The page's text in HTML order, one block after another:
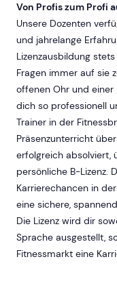
Von Profis zum Profi
Unsere Dozenten
und jahrelange
Lizenzausbildung
Fragen immer auf sie
offenen Ohr und
dich so professionell
Trainer in der
Präsenzunterricht
erfolgreich absolviert,
persönliche B-Lizenz.
Karrierechancen in
eine sichere,
Die Lizenz wird dir
Sprache ausgestellt,
Fitnessmarkt eine